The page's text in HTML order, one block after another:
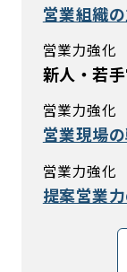
営業組織
営業力強化
新人・若
営業力強化
営業現場
営業力強化
提案営業